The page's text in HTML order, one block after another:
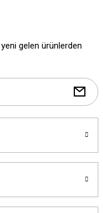
gelen ürünlerden